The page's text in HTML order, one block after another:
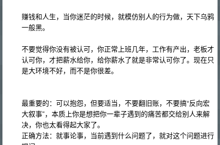
赚钱和人生，当你迷茫的时候，就模仿别人的行为做，天下乌鸦
一般黑。
不要觉得你没有被认可，你正常上班几年，工作有产出，老板才
认可你，才把薪水给你，给你薪水了就是非常认可你了。现在只
是大环境不好，而不是你很差。
最重要的：可以抱怨，但要适当，不要翻旧账，不要搞“反向宏
大叙事”，本质上你是想把你一辈子遇到的痛苦都交给别人来解
决，你也太看得起大家了。
正确方法：就事论事，当前遇到什么问题了，就对这个问题进行